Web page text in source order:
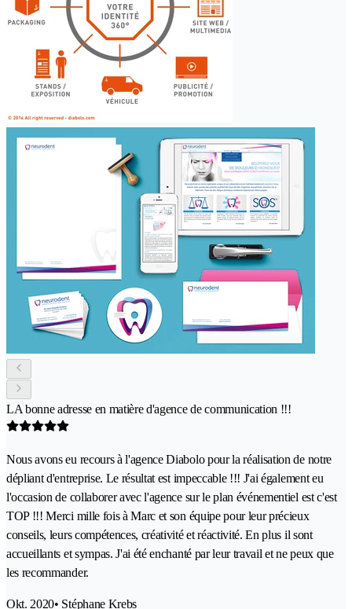
LA bonne adresse en matière d'agence de communication !!!
Nous avons eu recours à l'agence Diabolo pour la réalisation de notre
dépliant d'entreprise. Le résultat est impeccable !!! J'ai également eu
l'occasion de collaborer avec l'agence sur le plan événementiel est c'est
TOP !!! Merci mille fois à Marc et son équipe pour leur précieux
conseils, leurs compétences, créativité et réactivité. En plus il sont
accueillants et sympas. J'ai été enchanté par leur travail et ne peux que
les recommander.
Okt. 2020• Stéphane Krebs